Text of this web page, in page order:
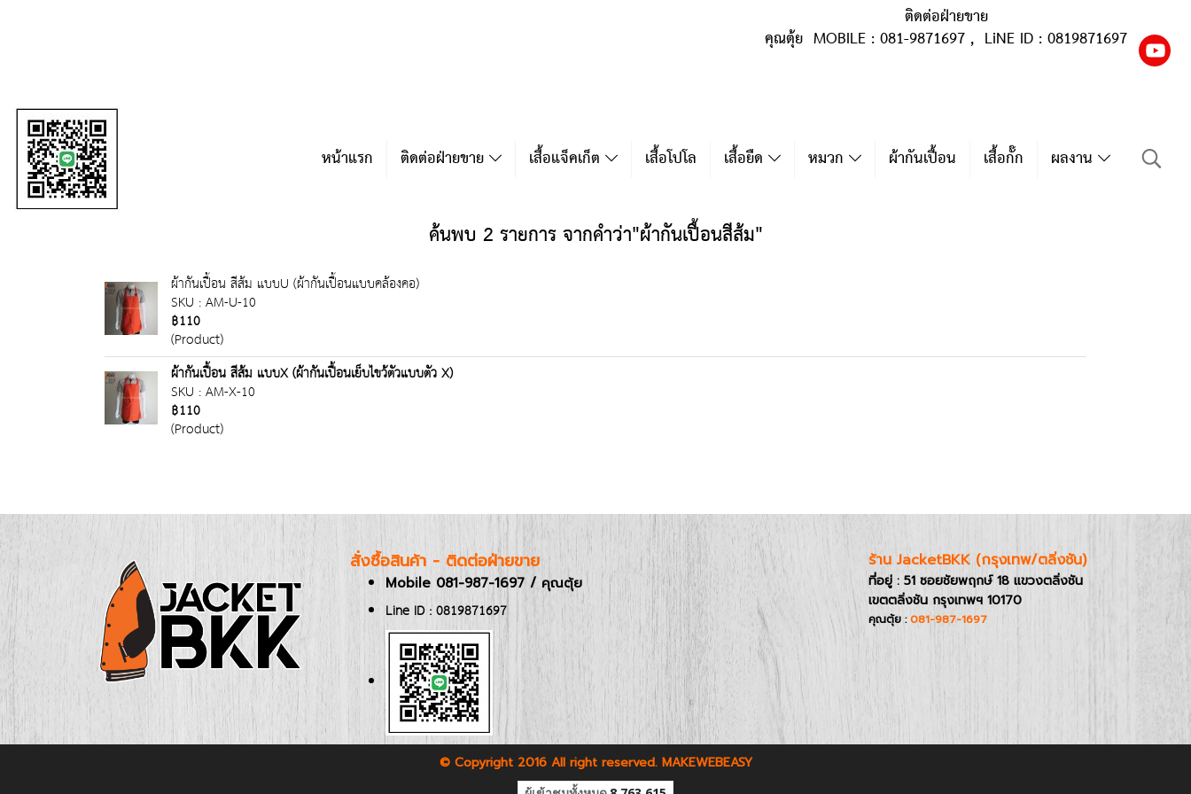
ติดต่อฝ่ายขาย
คุณตุ้ย MOBILE : 081-9871697 , LiNE ID : 0819871697
หน้าแรก ติดต่อฝ่ายขาย เสื้อแจ็คเก็ต เสื้อโปโล เสื้อยืด หมวก ผ้ากันเปื้อน เสื้อกั๊ก ผลงาน
ค้นพบ 2 รายการ จากคำว่า"ผ้ากันเปื้อนสีส้ม"
ผ้ากันเปื้อน สีส้ม แบบU (ผ้ากันเปื้อนแบบคล้องคอ)
SKU : AM-U-10
฿110
(Product)
ผ้ากันเปื้อน สีส้ม แบบX (ผ้ากันเปื้อนเย็บไขว้ตัวแบบตัว X)
SKU : AM-X-10
฿110
(Product)
สั่งซื้อสินค้า - ติดต่อฝ่ายขาย
Mobile 081-987-1697 / คุณตุ้ย
Line ID : 0819871697
ร้าน JacketBKK(กรุงเทพ/ตลิ่งชัน)
ที่อยู่ : 51 ซอยชัยพฤกษ์ 18 แขวงตลิ่งชัน
เขตตลิ่งชัน กรุงเทพฯ 10170
คุณตุ้ย :081-987-1697
© Copyright 2016 All right reserved. MAKEWEBEASY